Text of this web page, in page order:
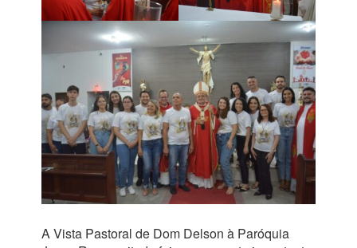
A Vista Pastoral de Dom Delson à Paróquia